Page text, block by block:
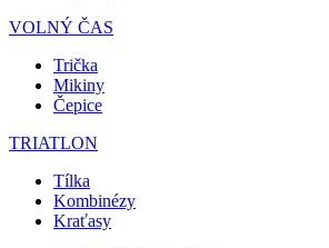
VOLNÝ ČAS
Trička
Mikiny
Čepice
TRIATLON
Tílka
Kombinézy
Kraťasy